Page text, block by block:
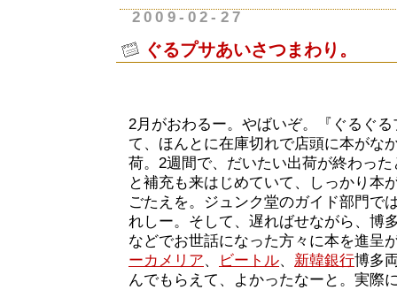
2009-02-27
ぐるプサあいさつまわり。
2月がおわるー。やばいぞ。『ぐるぐ
て、ほんとに在庫切れで店頭に本がな
荷。2週間で、だいたい出荷が終わっ
と補充も来はじめていて、しっかり本
ごたえを。ジュンク堂のガイド部門で
れしー。そして、遅ればせながら、博
などでお世話になった方々に本を進呈
ーカメリア、 ビートル、 新韓銀行博多
んでもらえて、よかったなーと。実際